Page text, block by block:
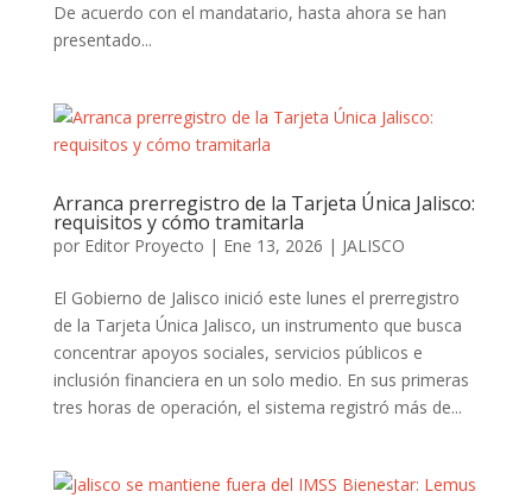
De acuerdo con el mandatario, hasta ahora se han
presentado...
Arranca prerregistro de la Tarjeta Única Jalisco:
requisitos y cómo tramitarla
por Editor Proyecto | Ene 13, 2026 | JALISCO
El Gobierno de Jalisco inició este lunes el prerregistro
de la Tarjeta Única Jalisco, un instrumento que busca
concentrar apoyos sociales, servicios públicos e
inclusión financiera en un solo medio. En sus primeras
tres horas de operación, el sistema registró más de...